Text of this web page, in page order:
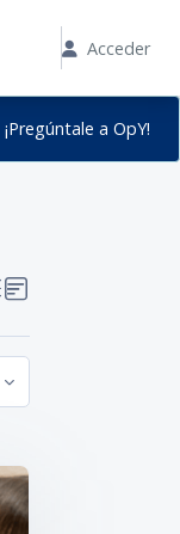
Acceder
¡Pregúntale a OpY!